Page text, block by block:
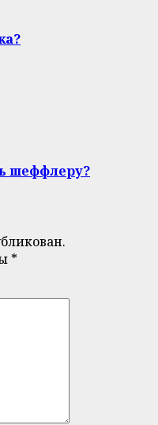
шеффлеру?
*